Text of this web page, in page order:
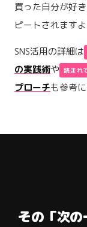
買った自分が好
ピートされますよ
SNS活用の詳細は
の実践術や
プローチも参考
その「次